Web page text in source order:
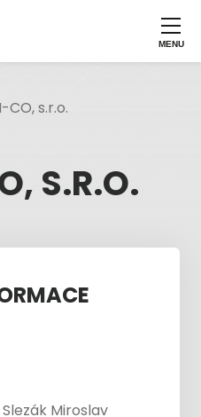
CO, s.r.o.
S.R.O.
Slezák Miroslav